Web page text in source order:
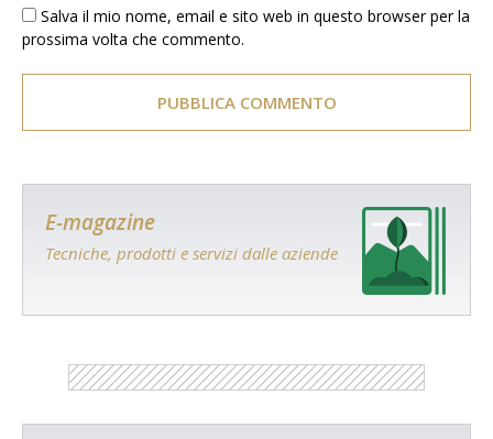
Salva il mio nome, email e sito web in questo browser per la
prossima volta che commento.
E-magazine
Tecniche, prodotti e servizi dalle aziende